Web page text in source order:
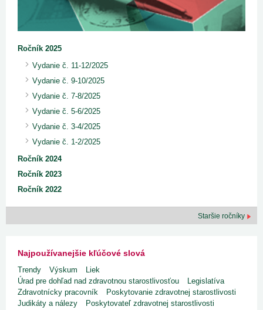
Ročník 2025
Vydanie č. 11-12/2025
Vydanie č. 9-10/2025
Vydanie č. 7-8/2025
Vydanie č. 5-6/2025
Vydanie č. 3-4/2025
Vydanie č. 1-2/2025
Ročník 2024
Ročník 2023
Ročník 2022
Staršie ročníky
Najpoužívanejšie kľúčové slová
Trendy Výskum
Liek
Úrad pre dohľad nad zdravotnou starostlivosťou
Legislatíva
Zdravotnícky pracovník
Poskytovanie zdravotnej starostlivosti
Judikáty a nálezy
Poskytovateľ zdravotnej starostlivosti